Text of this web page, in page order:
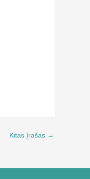
Kitas Įrašas →